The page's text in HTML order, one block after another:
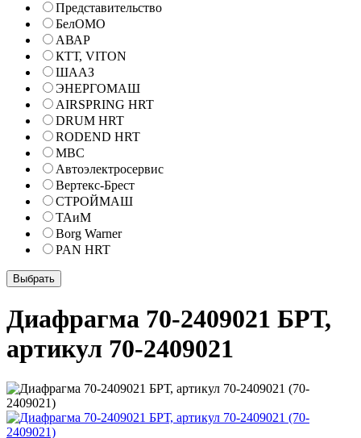
Представительство
БелОМО
АВАР
КТТ, VITON
ШААЗ
ЭНЕРГОМАШ
AIRSPRING HRT
DRUM HRT
RODEND HRT
МВС
Автоэлектросервис
Вертекс-Брест
СТРОЙМАШ
ТАиМ
Borg Warner
PAN HRT
Диафрагма 70-2409021 БРТ,
артикул 70-2409021